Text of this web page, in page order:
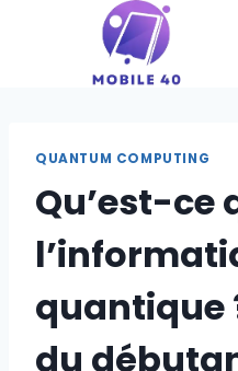
QUANTUM COMPUTING
Qu’est-ce
quantique
du